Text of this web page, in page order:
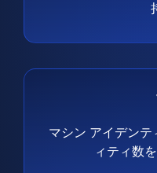
マシン アイデン
ィティ数